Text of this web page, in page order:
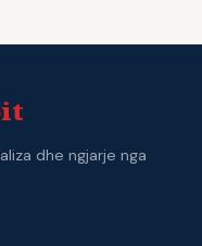
dhe ngjarje nga